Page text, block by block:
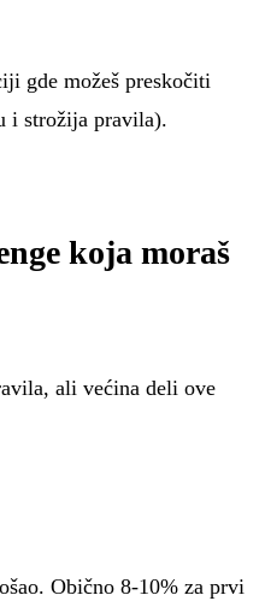
gde možeš preskočiti
i strožija pravila).
koja moraš
ali većina deli ove
Obično 8-10% za prvi